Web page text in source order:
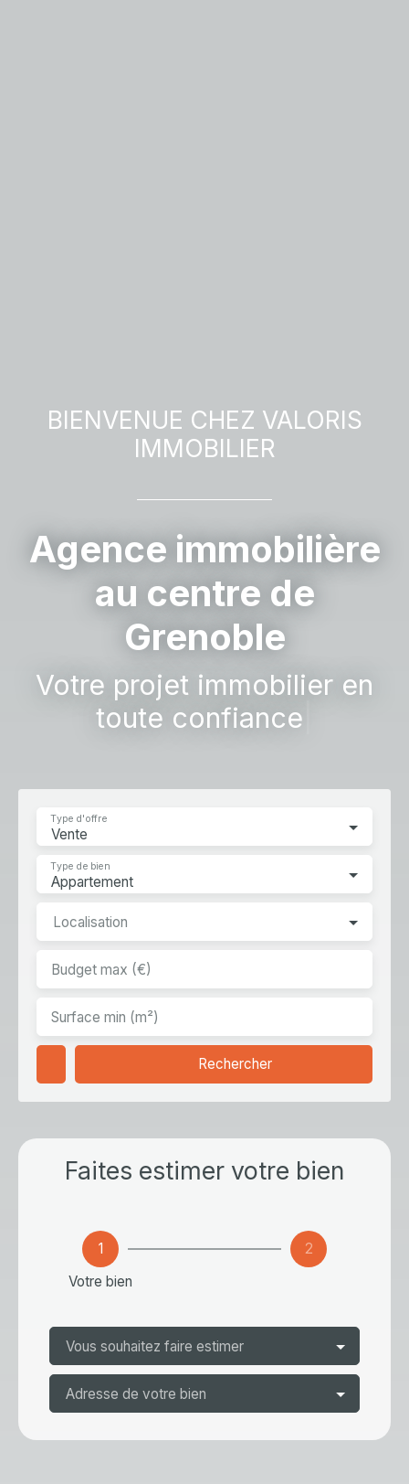
BIENVENUE CHEZVALORIS
IMMOBILIER
Agence immobilière
au centre de
Grenoble
V|
Vente
Appartement
Type de bien
Rechercher
Faites estimer votre bien
1
Votre bien
2
Vous souhaitez faire estimer
Adresse de votre bien